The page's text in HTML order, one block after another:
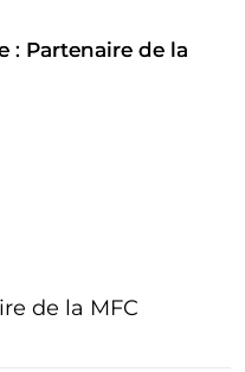
: Partenaire de la
de la MFC